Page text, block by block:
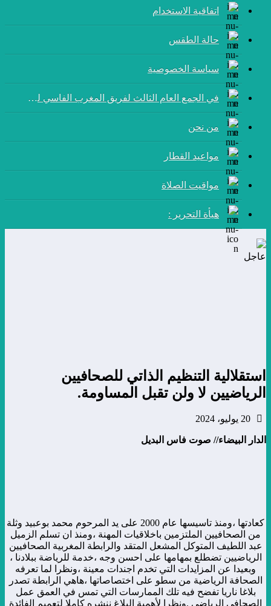
اتفاقية الاستخدام
حالة الطقس
سياسة الخصوصية
في الجمع العام الثالث لفريق المغرب الفاسي لكرة القدم:
من نحن
مواعيد القطار
مواقيت الصلاة
هيأة التحرير :
عاجل
استقلالية التنظيم الذاتي للصحافيين
الرياضيين لا ولن تقبل المساومة.
20 يوليو، 2024
الدار البيضاء// صوت فاس البديل
كعادتها ،ومنذ تاسيسها عام 2000 على يد المرحوم محمد بوعبيد وثلة
من الصحافيين الملتزمين باخلاقيات المهنة ،ومنذ ان تسلم الزميل
عبد اللطيف المتوكل المشعل المتقد والرابطة المغربية الصحافيين
الرياضيين تضطلع بمهامها على احسن وجه ،خدمة للرياضة ببلادنا ،
وبعيدا عن المزايدات التي تخدم اجندات معينة ،ونظرا لما تعرفه
الصحافة الرياضية من سطو على اختصاصاتها ،هاهي الرابطة تصدر
بلاغا ناريا تفضح فيه تلك الممارسات التي تمس في العمق عمل
الصحافي الرياضي .ونظرا لأهمية البلاغ ننشره كاملا لتعميم الفائدة